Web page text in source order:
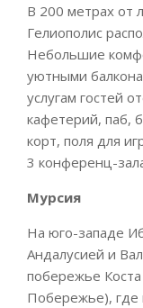
В 200 метрах от
Гелиополис
Небольшие
уютными
услугам гостей
кафетерий, паб,
корт, поля для
3 конференц-
Мурсия
На юго-западе
Андалусией и
побережье
Побережье), где